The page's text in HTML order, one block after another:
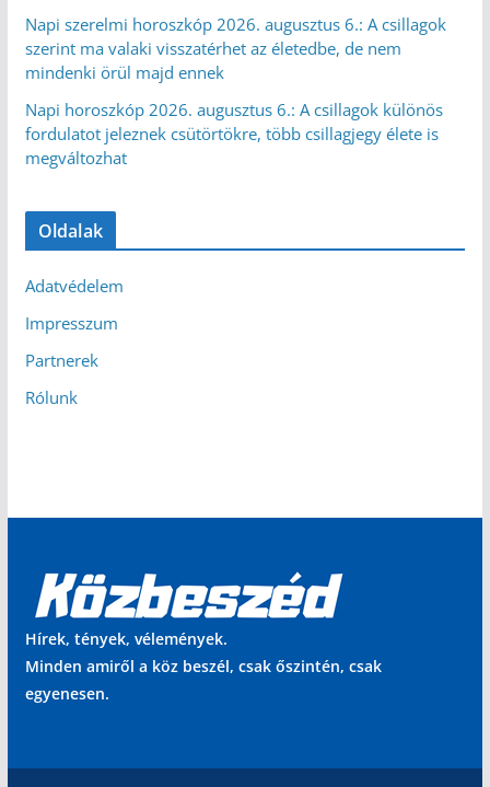
Napi szerelmi horoszkóp 2026. augusztus 6.: A csillagok
szerint ma valaki visszatérhet az életedbe, de nem
mindenki örül majd ennek
Napi horoszkóp 2026. augusztus 6.: A csillagok különös
fordulatot jeleznek csütörtökre, több csillagjegy élete is
megváltozhat
Oldalak
Adatvédelem
Impresszum
Partnerek
Rólunk
Hírek, tények, vélemények.
Minden amiről a köz beszél, csak őszintén, csak
egyenesen.